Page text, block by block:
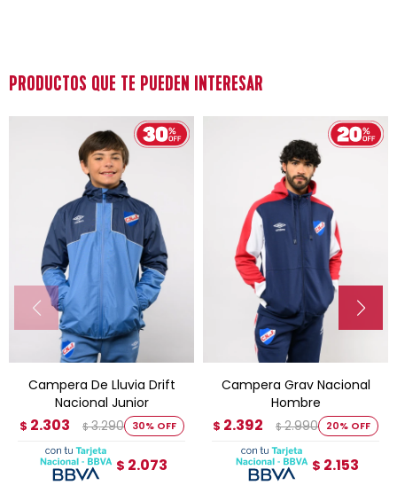
PRODUCTOS QUE TE PUEDEN INTERESAR
Campera De Lluvia Drift
Nacional Junior
$ 2.303 $ 3.290 30
$ 2.073
Campera Grav Nacional
Hombre
$ 2.392 $ 2.990 20
$ 2.153